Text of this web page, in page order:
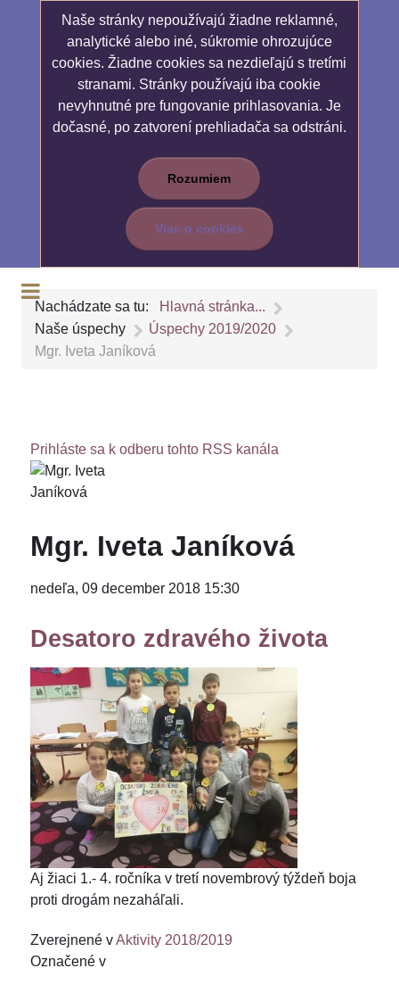
Naše stránky nepoužívajú žiadne reklamné,
analytické alebo iné, súkromie ohrozujúce
cookies. Žiadne cookies sa nezdieľajú s tretími
stranami. Stránky používajú iba cookie
nevyhnutné pre fungovanie prihlasovania. Je
dočasné, po zatvorení prehliadača sa odstráni.
Rozumiem
Viac o cookies
Nachádzate sa tu:
Hlavná stránka...
Naše úspechy
Úspechy 2019/2020
Mgr. Iveta Janíková
Prihláste sa k odberu tohto RSS kanála
Mgr. Iveta Janíková
nedeľa, 09 december 2018 15:30
Desatoro zdravého života
Aj žiaci 1.- 4. ročníka v tretí novembrový týždeň boja
proti drogám nezaháľali.
Zverejnené vAktivity 2018/2019
Označené v